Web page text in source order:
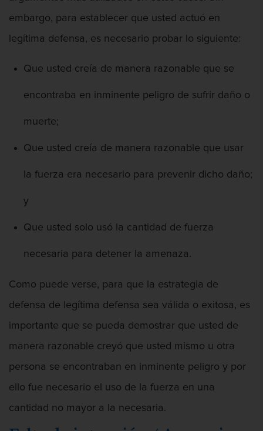
embargo, para establecer que usted actuó en
legítima defensa, es necesario probar lo siguiente:
Que usted creía de manera razonable que se
encontraba en inminente peligro de sufrir daño o
muerte;
Que usted creía de manera razonable que usar
la fuerza era necesario para prevenir dicho daño;
y
Que usted solo usó la cantidad de fuerza
necesaria para detener la amenaza.
Como puede verse, para que la estrategia de
defensa de legítima defensa sea válida o exitosa, es
importante que se pueda demostrar que usted de
manera razonable creyó que usted mismo u otra
persona se encontraban en inminente peligro y por
ello fue necesario el uso de la fuerza en una
cantidad no mayor a la necesaria.
Asalto Con Arma Mortal
Asalto Contra Un Funcionario Público
Audiencia Administrativa del DMV
Audiencias de Detención